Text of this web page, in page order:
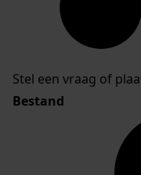
Stel een vraag of
Bestand